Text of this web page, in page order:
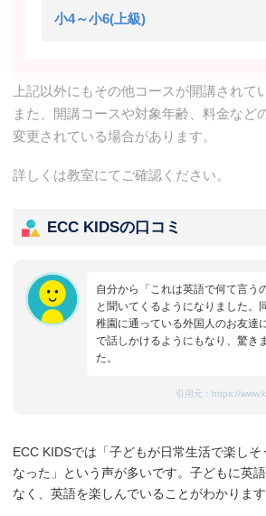
小4～小6(上級)
上記以外にもその他コースが開講されて
また、開講コースや対象年齢、料金など
変更されている場合があります。
詳しくは教室にてご確認ください。
ECC KIDSの口コミ
自分から「これは英語で何て言う
と聞いてくるようになりました。
稚園に通っている外国人のお友達
で話しかけるようにもなり、驚き
た。
引用元： https://
ECC KIDSでは「子どもが日常生活で楽し
なった」という声が多いです。子どもに英
なく、英語を楽しんでいることがわかります